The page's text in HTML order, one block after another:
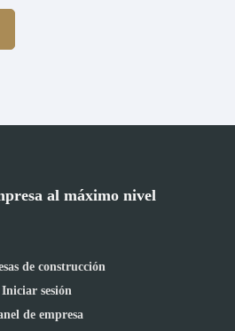
al máximo nivel
de construcción
Iniciar sesión
de empresa